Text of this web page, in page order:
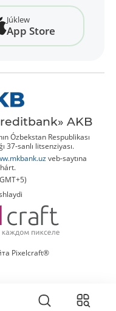
Júklew
App Store
AKB
Ózbekstan Respublikası
37-sanlı litsenziyası.
veb-saytına
Pixelcraft®